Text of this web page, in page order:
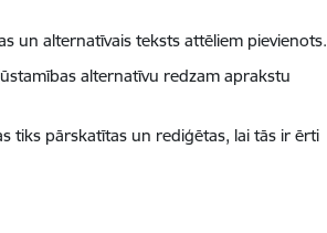
un alternatīvais teksts attēliem pievienots.
alternatīvu redzam aprakstu
tiks pārskatītas un rediģētas, lai tās ir ērti